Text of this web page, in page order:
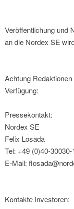
Veröffentlichung und
an die Nordex SE
Achtung
Verfügung:
Pressekontakt:
Nordex SE
Felix Losada
Tel: +49 (0)40-30030-
E-Mail:
Kontakte Investoren: